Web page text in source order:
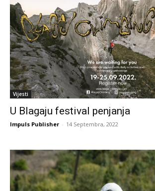
Vijesti
U Blagaju festival penjanja
Impuls Publisher - 14 Septembra, 2022